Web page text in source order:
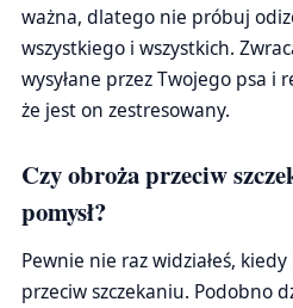
ważna, dlatego nie próbuj
wszystkiego i wszystkich.
wysyłane przez Twojego psa i
że jest on zestresowany.
Czy obroża przeciw
pomysł?
Pewnie nie raz widziałeś,
przeciw szczekaniu. Podobno